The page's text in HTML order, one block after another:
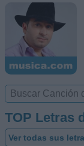
TOP Letras
Ver todas sus